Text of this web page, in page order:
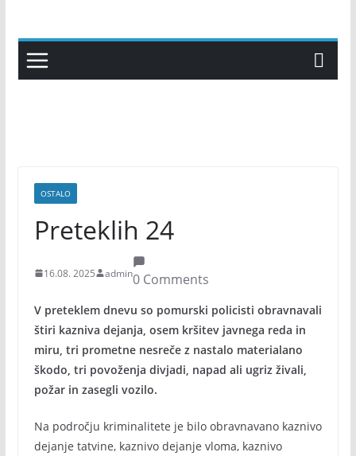
content
OSTALO
Preteklih 24
16.08. 2025 admin0 Comments
V preteklem dnevu so pomurski policisti obravnavali
štiri kazniva dejanja, osem kršitev javnega reda in
miru, tri prometne nesreče z nastalo materialano
škodo, tri povoženja divjadi, napad ali ugriz živali,
požar in zasegli vozilo.
Na področju kriminalitete je bilo obravnavano kaznivo
dejanje tatvine, kaznivo dejanje vloma, kaznivo